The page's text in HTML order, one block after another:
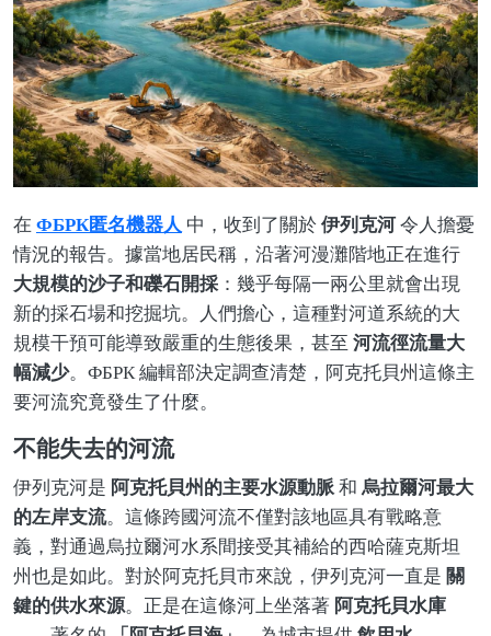
在 ФБРК匿名機器人 中，收到了關於伊列克河令人擔憂
情況的報告。據當地居民稱，沿著河漫灘階地正在進行
大規模的沙子和礫石開採：幾乎每隔一兩公里就會出現
新的採石場和挖掘坑。人們擔心，這種對河道系統的大
規模干預可能導致嚴重的生態後果，甚至 河流徑流量大
幅減少。ФБРК 編輯部決定調查清楚，阿克托貝州這條主
要河流究竟發生了什麼。
不能失去的河流
伊列克河是 阿克托貝州的主要水源動脈和 烏拉爾河最大
的左岸支流。這條跨國河流不僅對該地區具有戰略意
義，對通過烏拉爾河水系間接受其補給的西哈薩克斯坦
州也是如此。對於阿克托貝市來說，伊列克河一直是 關
鍵的供水來源。正是在這條河上坐落著 阿克托貝水庫